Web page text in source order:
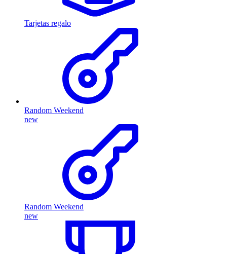
Tarjetas regalo
Random Weekend
new
Random Weekend
new